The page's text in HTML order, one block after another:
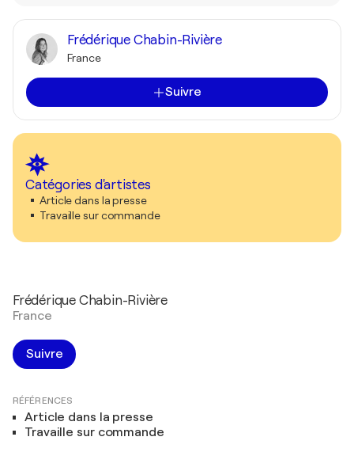
Frédérique Chabin-Rivière
France
Suivre
Catégories d'artistes
Article dans la presse
Travaille sur commande
Frédérique Chabin-Rivière
France
Suivre
RÉFÉRENCES
Article dans la presse
Travaille sur commande